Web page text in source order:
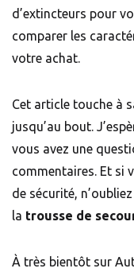
d’extincteurs pour
comparer les
votre achat.
Cet article touche à
jusqu’au bout.
vous avez une
commentaires. Et si
de sécurité,
la trousse de
À très bientôt sur